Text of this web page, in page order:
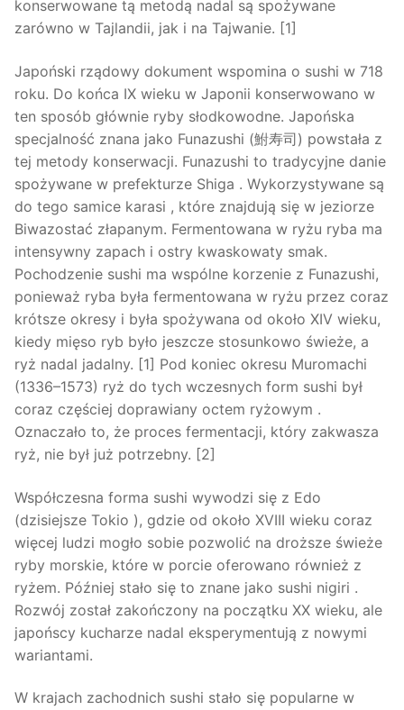
konserwowane tą metodą nadal są spożywane
zarówno w Tajlandii, jak i na Tajwanie. [1]
Japoński rządowy dokument wspomina o sushi w 718
roku. Do końca IX wieku w Japonii konserwowano w
ten sposób głównie ryby słodkowodne. Japońska
specjalność znana jako Funazushi (鮒寿司) powstała z
tej metody konserwacji. Funazushi to tradycyjne danie
spożywane w prefekturze Shiga . Wykorzystywane są
do tego samice karasi , które znajdują się w jeziorze
Biwazostać złapanym. Fermentowana w ryżu ryba ma
intensywny zapach i ostry kwaskowaty smak.
Pochodzenie sushi ma wspólne korzenie z Funazushi,
ponieważ ryba była fermentowana w ryżu przez coraz
krótsze okresy i była spożywana od około XIV wieku,
kiedy mięso ryb było jeszcze stosunkowo świeże, a
ryż nadal jadalny. [1] Pod koniec okresu Muromachi
(1336–1573) ryż do tych wczesnych form sushi był
coraz częściej doprawiany octem ryżowym .
Oznaczało to, że proces fermentacji, który zakwasza
ryż, nie był już potrzebny. [2]
Współczesna forma sushi wywodzi się z Edo
(dzisiejsze Tokio ), gdzie od około XVIII wieku coraz
więcej ludzi mogło sobie pozwolić na droższe świeże
ryby morskie, które w porcie oferowano również z
ryżem. Później stało się to znane jako sushi nigiri .
Rozwój został zakończony na początku XX wieku, ale
japońscy kucharze nadal eksperymentują z nowymi
wariantami.
W krajach zachodnich sushi stało się popularne w